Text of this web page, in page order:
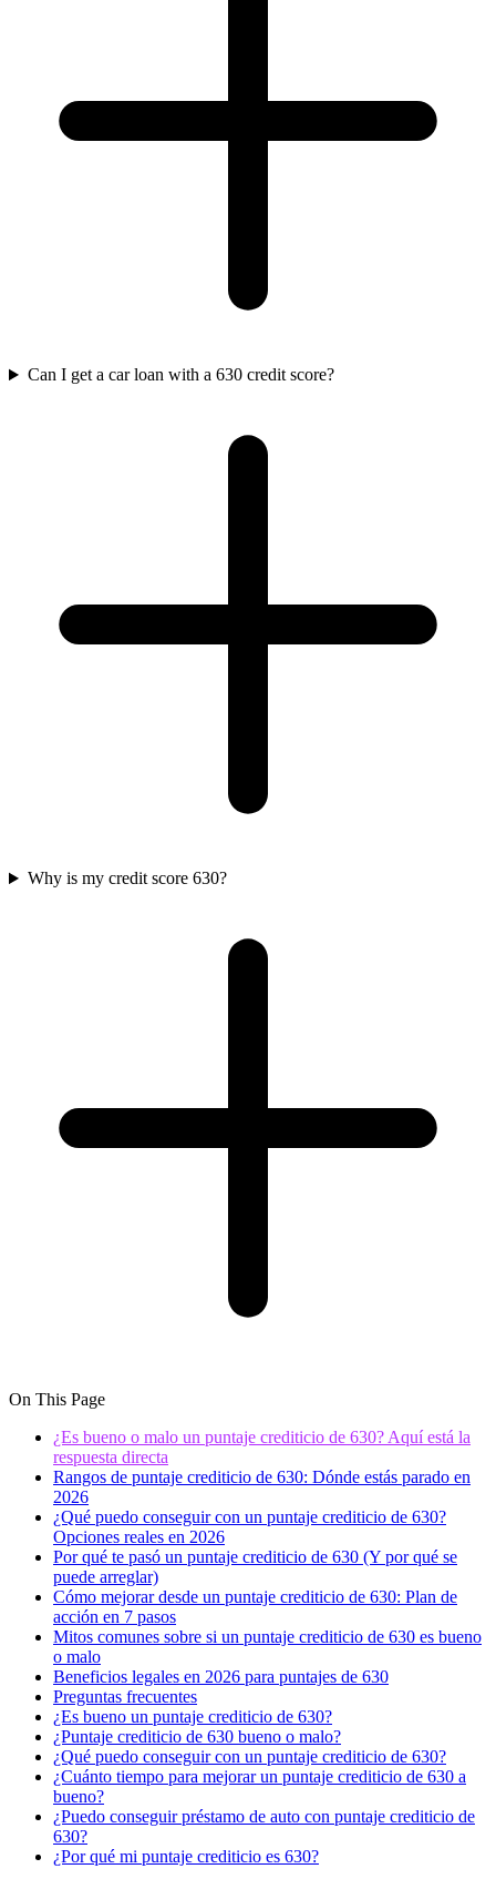
Can I get a car loan with a 630 credit score?
Why is my credit score 630?
On This Page
¿Es bueno o malo un puntaje crediticio de 630? Aquí está la
respuesta directa
Rangos de puntaje crediticio de 630: Dónde estás parado en
2026
¿Qué puedo conseguir con un puntaje crediticio de 630?
Opciones reales en 2026
Por qué te pasó un puntaje crediticio de 630 (Y por qué se
puede arreglar)
Cómo mejorar desde un puntaje crediticio de 630: Plan de
acción en 7 pasos
Mitos comunes sobre si un puntaje crediticio de 630 es bueno
o malo
Beneficios legales en 2026 para puntajes de 630
Preguntas frecuentes
¿Es bueno un puntaje crediticio de 630?
¿Puntaje crediticio de 630 bueno o malo?
¿Qué puedo conseguir con un puntaje crediticio de 630?
¿Cuánto tiempo para mejorar un puntaje crediticio de 630 a
bueno?
¿Puedo conseguir préstamo de auto con puntaje crediticio de
630?
¿Por qué mi puntaje crediticio es 630?